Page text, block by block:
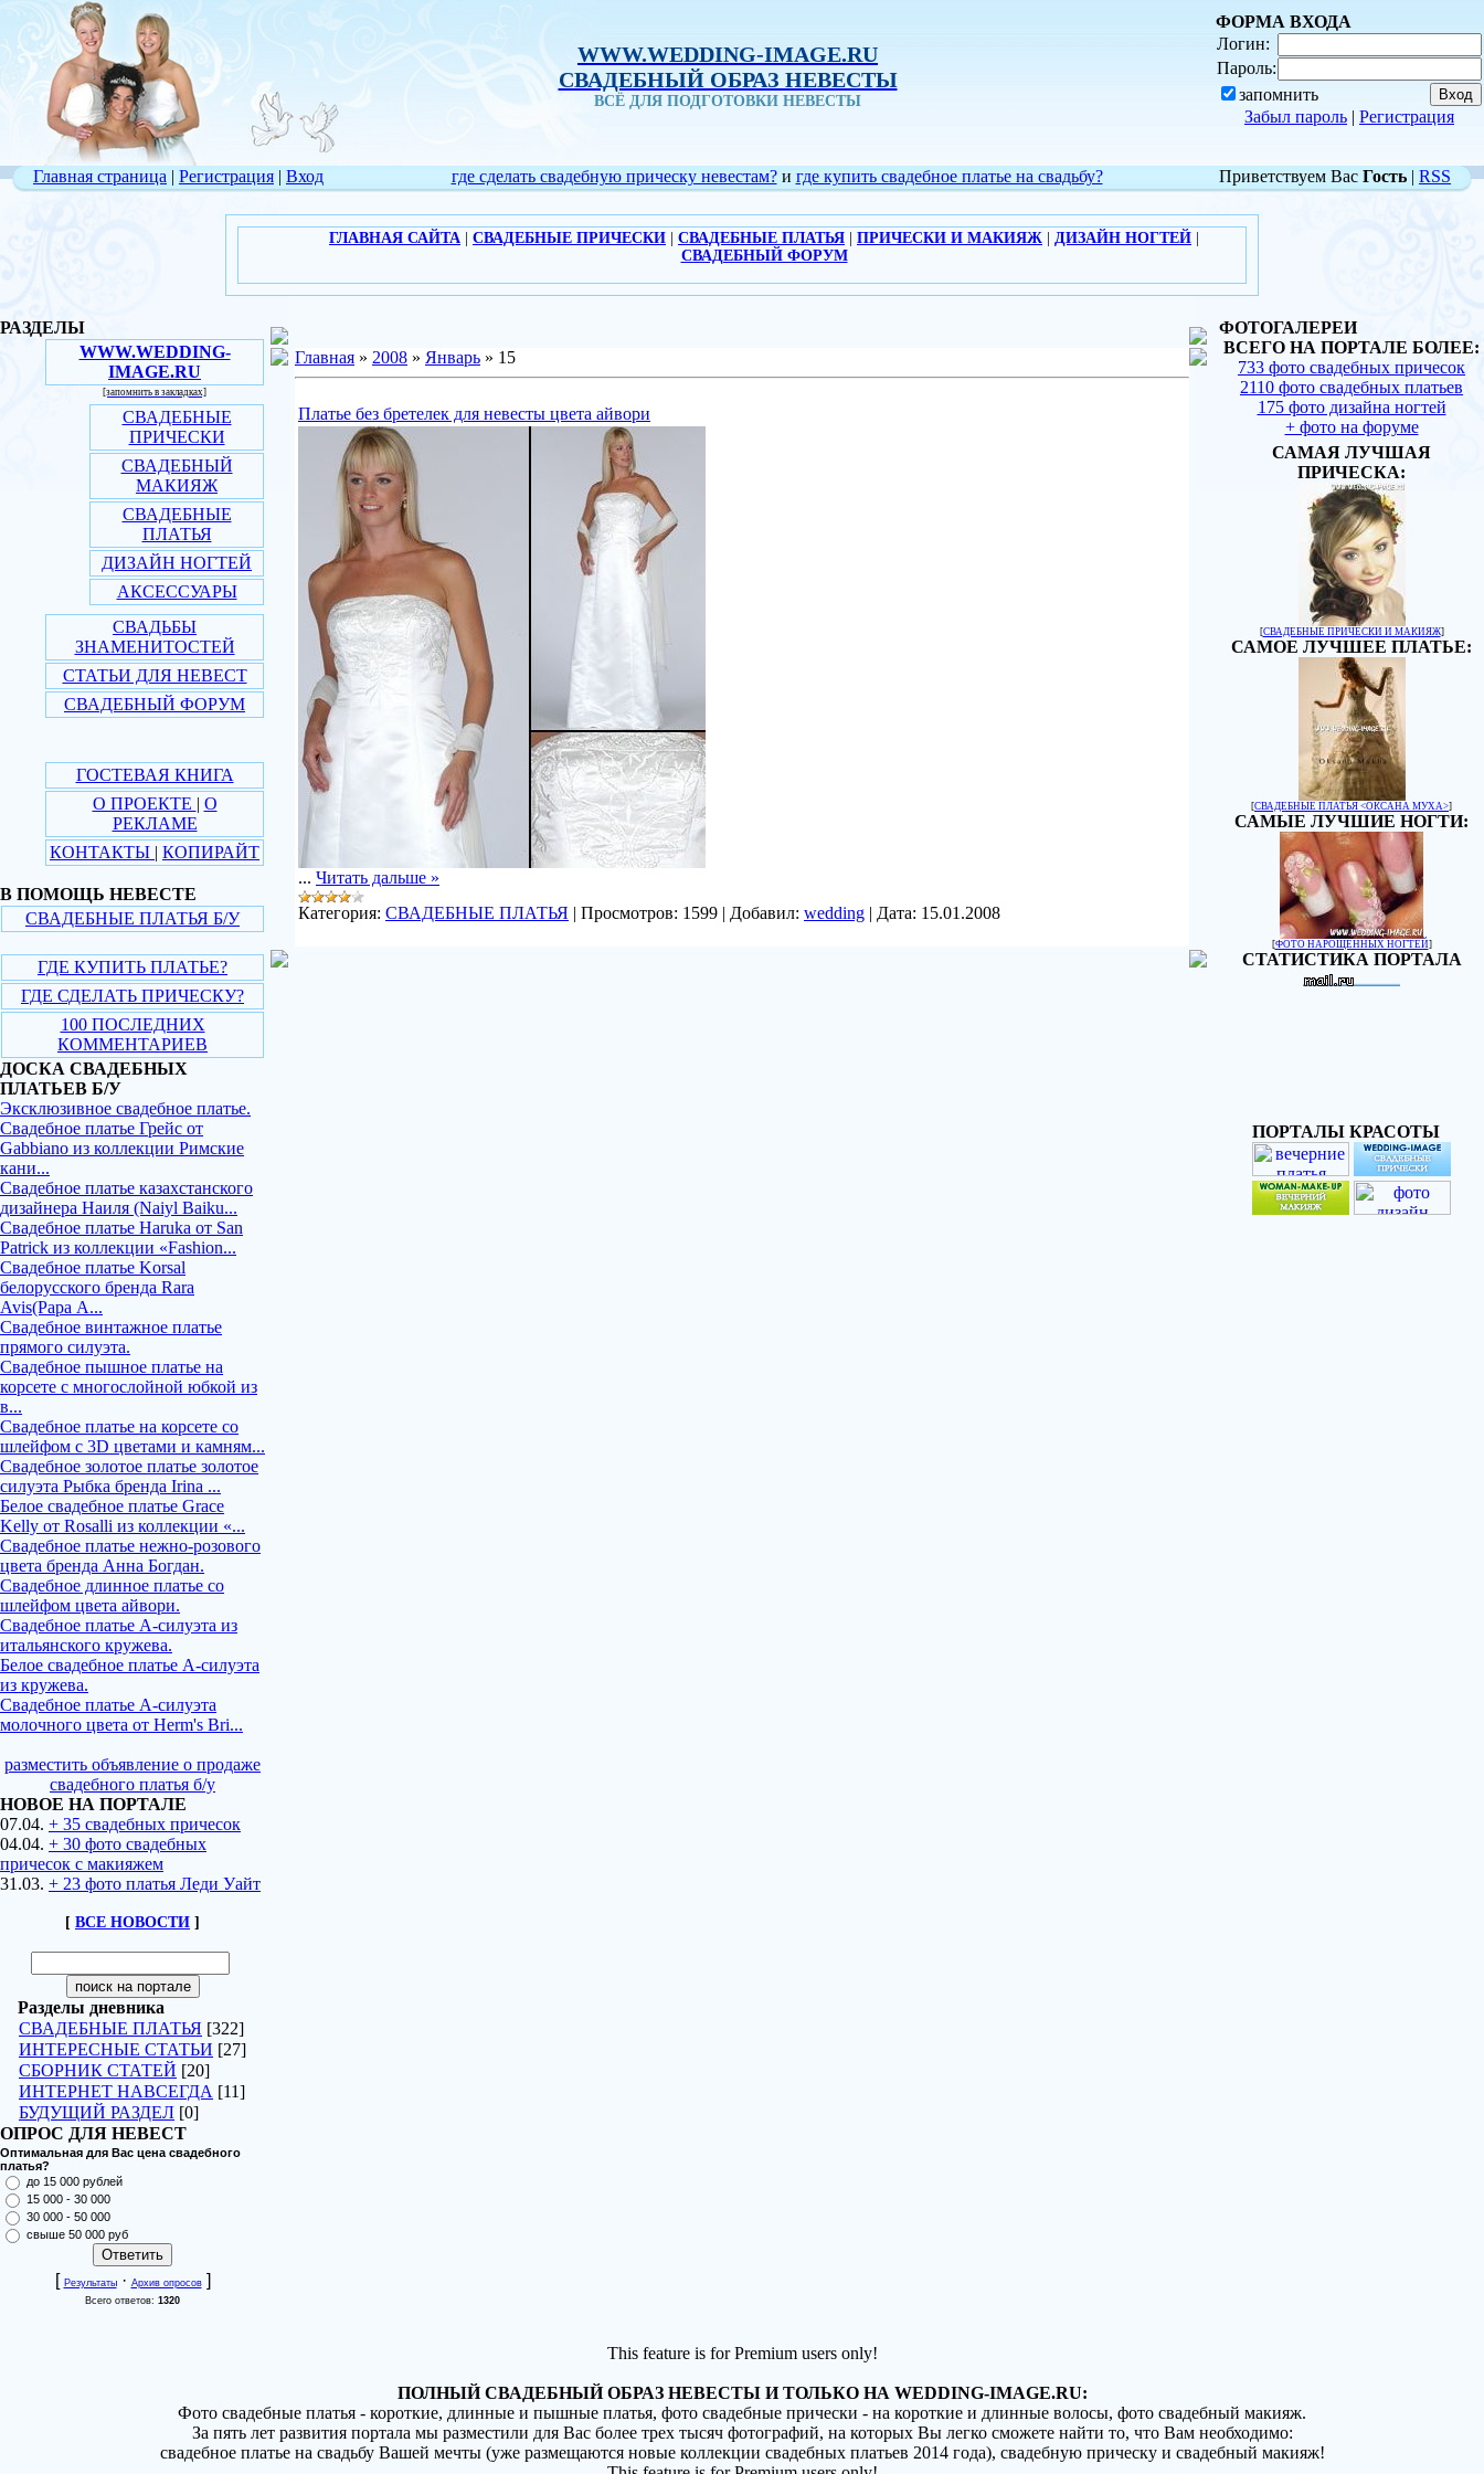
WWW.WEDDING-IMAGE.RU
СВАДЕБНЫЙ ОБРАЗ НЕВЕСТЫ
ВСЁ ДЛЯ ПОДГОТОВКИ НЕВЕСТЫ
ФОРМА ВХОДА
Логин:
Пароль:
запомнить
Забыл пароль | Регистрация
Главная страница | Регистрация | Вход где сделать свадебную прическу невестам?и где купить свадебное платье на свадьбу? Приветствуем Вас Гость | RSS
ГЛАВНАЯ САЙТА СВАДЕБНЫЕ ПРИЧЕСКИ СВАДЕБНЫЕ ПЛАТЬЯ ПРИЧЕСКИ И МАКИЯЖ ДИЗАЙН НОГТЕЙ
СВАДЕБНЫЙ ФОРУМ
РАЗДЕЛЫ
WWW.WEDDING-
IMAGE.RU
[запомнить в закладках]
СВАДЕБНЫЕ
ПРИЧЕСКИ
СВАДЕБНЫЙ
МАКИЯЖ
СВАДЕБНЫЕ
ПЛАТЬЯ
ДИЗАЙН НОГТЕЙ
АКСЕССУАРЫ
СВАДЬБЫ
ЗНАМЕНИТОСТЕЙ
СТАТЬИ ДЛЯ НЕВЕСТ
СВАДЕБНЫЙ ФОРУМ
ГОСТЕВАЯ КНИГА
О ПРОЕКТЕ | О
РЕКЛАМЕ
КОНТАКТЫ | КОПИРАЙТ
В ПОМОЩЬ НЕВЕСТЕ
СВАДЕБНЫЕ ПЛАТЬЯ Б/У
ГДЕ КУПИТЬ ПЛАТЬЕ?
ГДЕ СДЕЛАТЬ ПРИЧЕСКУ?
100 ПОСЛЕДНИХ
КОММЕНТАРИЕВ
ДОСКА СВАДЕБНЫХ
ПЛАТЬЕВ Б/У
Эксклюзивное свадебное платье.
Свадебное платье Грейс от
Gabbiano из коллекции Римские
кани...
Свадебное платье казахстанского
дизайнера Наиля (Naiyl Baiku...
Свадебное платье Haruka от San
Patrick из коллекции «Fashion...
Свадебное платье Korsal
белорусского бренда Rara
Avis(Рара А...
Свадебное винтажное платье
прямого силуэта.
Свадебное пышное платье на
корсете с многослойной юбкой из
в...
Свадебное платье на корсете со
шлейфом с 3D цветами и камням...
Свадебное золотое платье золотое
силуэта Рыбка бренда Irina ...
Белое свадебное платье Grace
Kelly от Rosalli из коллекции «...
Свадебное платье нежно-розового
цвета бренда Анна Богдан.
Свадебное длинное платье со
шлейфом цвета айвори.
Свадебное платье А-силуэта из
итальянского кружева.
Белое свадебное платье А-силуэта
из кружева.
Свадебное платье А-силуэта
молочного цвета от Herm's Bri...
разместить объявление о продаже
свадебного платья б/у
НОВОЕ НА ПОРТАЛЕ
07.04. + 35 свадебных причесок
04.04. + 30 фото свадебных
причесок с макияжем
31.03. + 23 фото платья Леди Уайт
[ ВСЕ НОВОСТИ ]
Разделы дневника
СВАДЕБНЫЕ ПЛАТЬЯ [322]
ИНТЕРЕСНЫЕ СТАТЬИ [27]
СБОРНИК СТАТЕЙ [20]
ИНТЕРНЕТ НАВСЕГДА [11]
БУДУЩИЙ РАЗДЕЛ [0]
ОПРОС ДЛЯ НЕВЕСТ
Оптимальная для Вас цена свадебного
платья?
до 15 000 рублей
15 000 - 30 000
30 000 - 50 000
свыше 50 000 руб
[ Результаты· Архив опросов]
Всего ответов: 1320
Главная » 2008 » Январь » 15
Платье без бретелек для невесты цвета айвори
... Читать дальше »
Категория: СВАДЕБНЫЕ ПЛАТЬЯ | Просмотров: 1599 | Добавил: wedding | Дата: 15.01.2008
ФОТОГАЛЕРЕИ
ВСЕГО НА ПОРТАЛЕ БОЛЕЕ:
733 фото свадебных причесок
2110 фото свадебных платьев
175 фото дизайна ногтей
+ фото на форуме
САМАЯ ЛУЧШАЯ
ПРИЧЕСКА:
[СВАДЕБНЫЕ ПРИЧЕСКИ И МАКИЯЖ]
САМОЕ ЛУЧШЕЕ ПЛАТЬЕ:
[СВАДЕБНЫЕ ПЛАТЬЯ <ОКСАНА МУХА>]
САМЫЕ ЛУЧШИЕ НОГТИ:
[ФОТО НАРОЩЕННЫХ НОГТЕЙ]
СТАТИСТИКА ПОРТАЛА
ПОРТАЛЫ КРАСОТЫ
This feature is for Premium users only!
ПОЛНЫЙ СВАДЕБНЫЙ ОБРАЗ НЕВЕСТЫ И ТОЛЬКО НА WEDDING-IMAGE.RU:
Фото свадебные платья - короткие, длинные и пышные платья, фото свадебные прически - на короткие и длинные волосы, фото свадебный макияж.
За пять лет развития портала мы разместили для Вас более трех тысяч фотографий, на которых Вы легко сможете найти то, что Вам необходимо:
свадебное платье на свадьбу Вашей мечты (уже размещаются новые коллекции свадебных платьев 2014 года), свадебную прическу и свадебный макияж!